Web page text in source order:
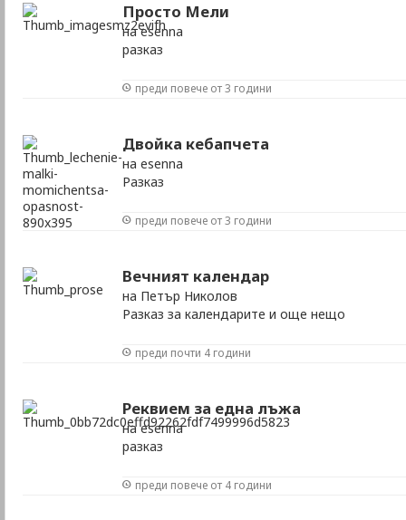
Просто Мели
на esenna
разказ
преди повече от 3 години
Двойка кебапчета
на esenna
Разказ
преди повече от 3 години
Вечният календар
на Петър Николов
Разказ за календарите и още нещо
преди почти 4 години
Реквием за една лъжа
на esenna
разказ
преди повече от 4 години